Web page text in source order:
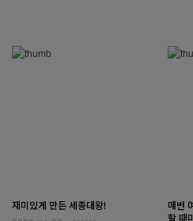
재미있게 만든 세종대왕!
매번
할 때